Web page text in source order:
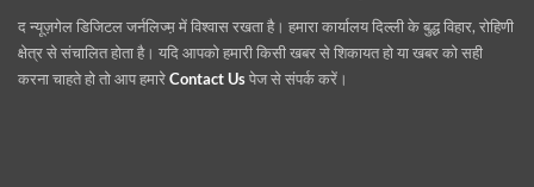
द न्यूज़गेल डिजिटल जर्नलिज्म़ में विश्वास रखता है। हमारा कार्यालय दिल्ली के बुद्ध विहार, रोहिणी
क्षेत्र से संचालित होता है। यदि आपको हमारी किसी खबर से शिकायत हो या खबर को सही
करना चाहते हो तो आप हमारेContact Usपेज से संपर्क करें।